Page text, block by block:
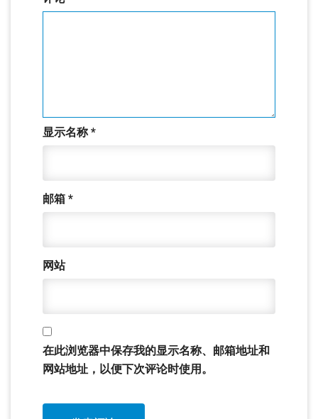
显示名称*
邮箱 *
网站
在此浏览器中保存我的显示名称、邮箱地址和
网站地址，以便下次评论时使用。